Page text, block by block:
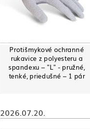
Protišmykové ochranné
rukavice z polyesteru a
spandexu – "L" - pružné,
tenké, priedušné – 1 pár
2026.07.20.